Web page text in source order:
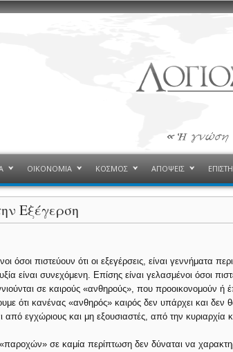
ΟΙΚΟΝΟΜΙΑ ΚΟΣΜΟΣ ΑΠΟΨΕΙΣ
Εξέγερση
όσοι πιστεύουν ότι οι εξεγέρσεις, είναι γεννήματα
είναι συνεχόμενη. Επίσης είναι γελασμένοι όσοι
σε καιρούς «ανθηρούς», που προοικονομούν ή
ότι κανένας «ανθηρός» καιρός δεν υπάρχει και δεν
από εγχώριους και μη εξουσιαστές, από την κυριαρχία
σε καμία περίπτωση δεν δύναται να